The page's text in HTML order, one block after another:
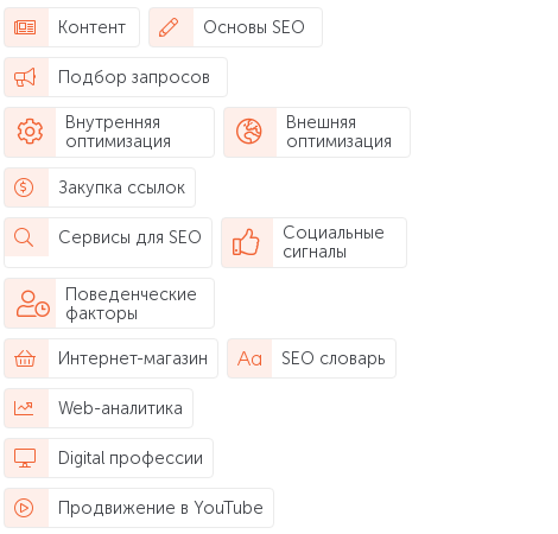
Основы SEO
Внутренняя
оптимизация
Подбор запросов
Контент
Внешняя
оптимизация
Закупка ссылок
Социальные
сигналы
Поведенческие
факторы
Сервисы для SEO
Интернет-магазин
Digital профессии
Продвижение в YouTube
Web-аналитика
SEO словарь